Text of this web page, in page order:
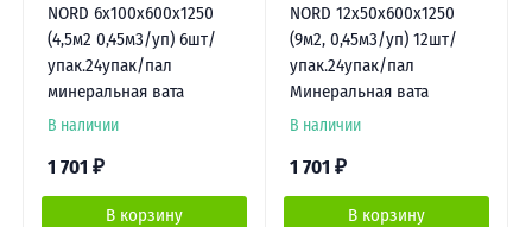
NORD 6x100x600x1250
(4,5м2 0,45м3/уп) 6шт/
упак.24упак/пал
минеральная вата
В наличии
1 701 ₽
В корзину
NORD 12x50x600x1250
(9м2, 0,45м3/уп) 12шт/
упак.24упак/пал
Минеральная вата
В наличии
1 701 ₽
В корзину